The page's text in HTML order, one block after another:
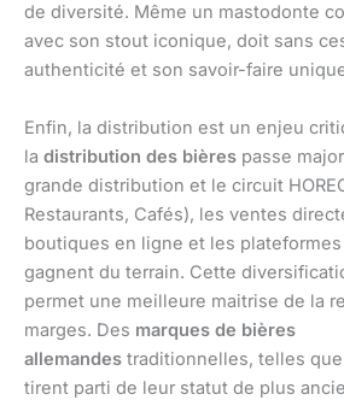
de diversité. Même un mastodonte
avec son stout iconique, doit sans
authenticité et son savoir-faire
Enfin, la distribution est un enjeu
la distribution des bières passe
grande distribution et le circuit
Restaurants, Cafés), les ventes
boutiques en ligne et les
gagnent du terrain. Cette
permet une meilleure maitrise de la
marges. Des marques de bières
allemandes traditionnelles, telles que
tirent parti de leur statut de plus